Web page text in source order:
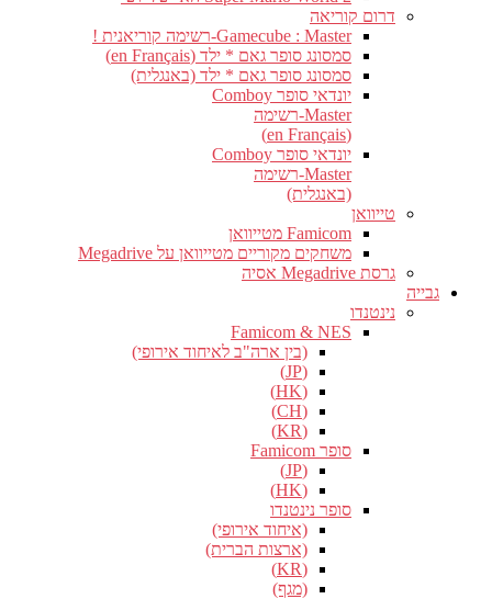
דרום קוריאה
Gamecube : Master-רשימה קוריאנית !
סמסונג סופר גאם * ילד (en Français)
סמסונג סופר גאם * ילד (באנגלית)
יונדאי סופר Comboy
Master-רשימה
(en Français)
יונדאי סופר Comboy
Master-רשימה
(באנגלית)
טייוואן
Famicom מטייוואן
משחקים מקוריים מטייוואן על Megadrive
גרסת Megadrive אסיה
גבייה
נינטנדו
Famicom & NES
(בין ארה"ב לאיחוד אירופי)
(JP)
(HK)
(CH)
(KR)
סופר Famicom
(JP)
(HK)
סופר נינטנדו
(איחוד אירופי)
(ארצות הברית)
(KR)
(מגף)